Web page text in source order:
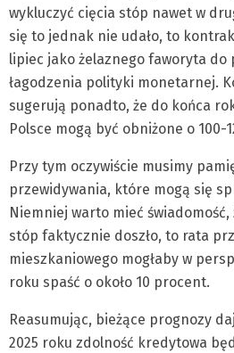
wykluczyć cięcia stóp nawet w
się to jednak nie udało, to
lipiec jako żelaznego faworyta do
łagodzenia polityki monetarnej.
sugerują ponadto, że do końca
Polsce mogą być obniżone o 100-
Przy tym oczywiście musimy
przewidywania, które mogą się
Niemniej warto mieć
stóp faktycznie doszło, to rata
mieszkaniowego mogłaby w
roku spaść o około 10 procent.
Reasumując, bieżące prognozy
2025 roku zdolność kredytowa